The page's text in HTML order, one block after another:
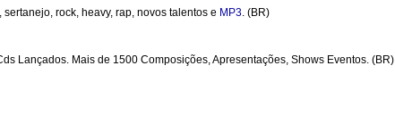
, sertanejo, rock, heavy, rap, novos talentos e MP3. (BR)
Lançados. Mais de 1500 Composições, Apresentações, Shows Eventos. (BR)